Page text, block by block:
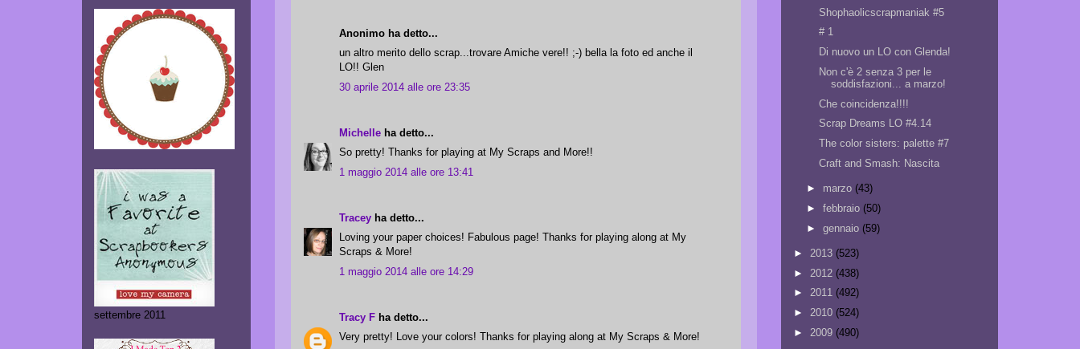
Anonimo ha detto...
un altro merito dello scrap...trovare Amiche vere!! ;-) bella la foto ed anche il
LO!! Glen
30 aprile 2014 alle ore 23:35
Michelle ha detto...
So pretty! Thanks for playing at My Scraps and More!!
1 maggio 2014 alle ore 13:41
Tracey ha detto...
Loving your paper choices! Fabulous page! Thanks for playing along at My
Scraps & More!
1 maggio 2014 alle ore 14:29
Tracy F ha detto...
Very pretty! Love your colors! Thanks for playing along at My Scraps & More!
settembre 2011
Shophaolicscrapmaniak #5
# 1
Di nuovo un LO con Glenda!
Non c'è 2 senza 3 per le
soddisfazioni... a marzo!
Che coincidenza!!!!
Scrap Dreams LO #4.14
The color sisters: palette #7
Craft and Smash: Nascita
► marzo (43)
► febbraio (50)
► gennaio (59)
► 2013 (523)
► 2012 (438)
► 2011 (492)
► 2010 (524)
► 2009 (490)